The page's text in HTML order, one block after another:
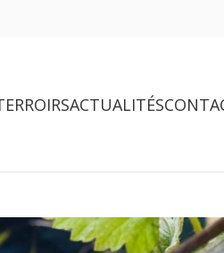
ACTUALITÉS